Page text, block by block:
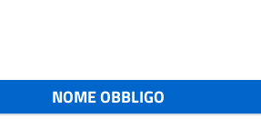
NOME OBBLIGO